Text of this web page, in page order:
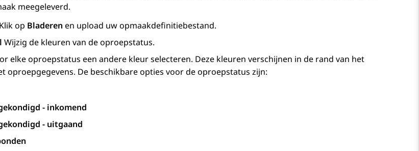
meegeleverd.
Klik op Bladeren en upload uw opmaakdefinitiebestand.
Wijzig de kleuren van de oproepstatus.
elke oproepstatus een andere kleur selecteren. Deze kleuren verschijnen in de rand van het
oproepgegevens. De beschikbare opties voor de oproepstatus zijn:
- inkomend
- uitgaand